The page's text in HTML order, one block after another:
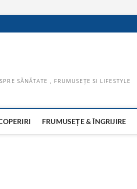
SĂNĂTATE , FRUMUSEȚE SI LIFESTYLE
FRUMUSEȚE & ÎNGRIJIRE